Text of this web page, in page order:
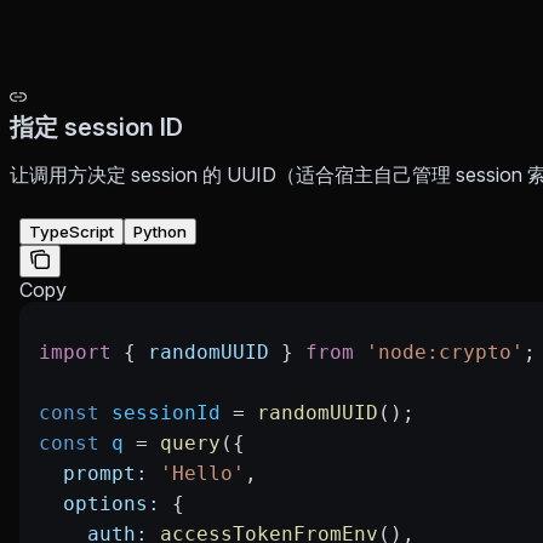
指定 session ID
让调用方决定 session 的 UUID（适合宿主自己管理 session
TypeScript Python
Copy
import { randomUUID } from 'node:crypto' ;
const sessionId = randomUUID ();
const
q = query ({
  prompt:
'Hello' ,
  options:
{
    auth:
accessTokenFromEnv (),